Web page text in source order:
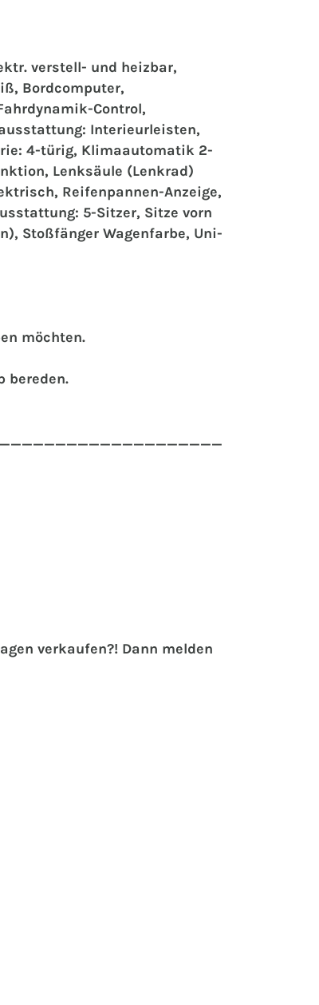
verstell- und heizbar,
Bordcomputer,
Control,
Interieurleisten,
4-türig, Klimaautomatik 2-
Lenksäule (Lenkrad)
Reifenpannen-Anzeige,
5-Sitzer, Sitze vorn
Stoßfänger Wagenfarbe, Uni-
möchten.
bereden.
verkaufen?! Dann melden